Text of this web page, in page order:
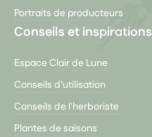
Portraits de producteurs
Conseils et inspirations
Espace Clair de Lune
Conseils d’utilisation
Conseils de l'herboriste
Plantes de saisons